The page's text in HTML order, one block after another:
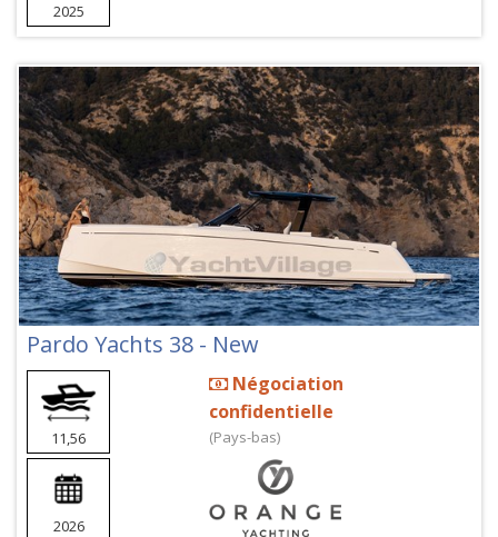
2025
Pardo Yachts 38 - New
11,56
2026
Négociation
confidentielle
(Pays-bas)